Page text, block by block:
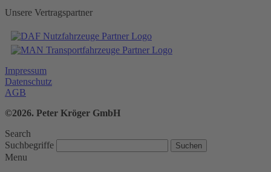
Unsere Vertragspartner
Impressum
Datenschutz
AGB
©2026. Peter Kröger GmbH
Search
Suchbegriffe
Menu